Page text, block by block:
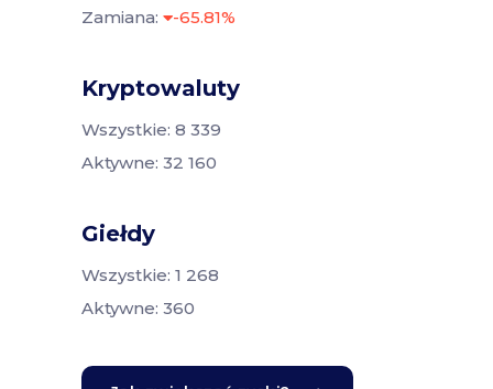
Zamiana:
-65.81%
Kryptowaluty
Wszystkie: 8 339
Aktywne: 32 160
Giełdy
Wszystkie: 1 268
Aktywne: 360